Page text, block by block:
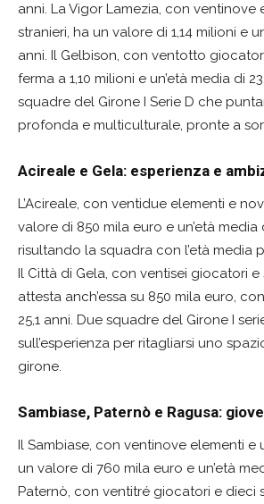
anni. La Vigor Lamezia, con ventinove
stranieri, ha un valore di 1,14 milioni e
anni. Il Gelbison, con ventotto
ferma a 1,10 milioni e un’età media di
squadre del Girone I Serie D che
profonda e multiculturale, pronte a
Acireale e Gela: esperienza e
L’Acireale, con ventidue elementi e
valore di 850 mila euro e un’età media
risultando la squadra con l’età media
Il Città di Gela, con ventisei giocatori e
attesta anch’essa su 850 mila euro,
25,1 anni. Due squadre del Girone I
sull’esperienza per ritagliarsi uno
girone.
Sambiase, Paternò e Ragusa:
Il Sambiase, con ventinove elementi e
un valore di 760 mila euro e un’età
Paternò, con ventitré giocatori e dieci